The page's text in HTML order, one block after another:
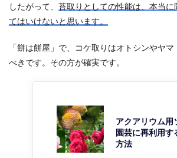
したがって、 苔取りとしての性能は、本当に
てはいけないと思います。
「餅は餅屋」で、コケ取りはオトシンやヤ
べきです。その方が確実です。
アクアリウム用
園芸に再利用す
方法